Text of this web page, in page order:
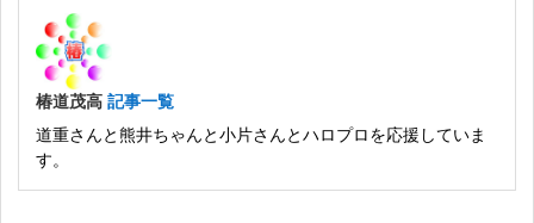
椿道茂高 記事一覧
道重さんと熊井ちゃんと小片さんとハロプロを応援していま
す。